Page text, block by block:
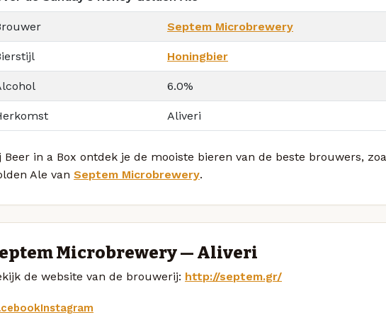
Septem Microbrewery
Honingbier
6.0%
Aliveri
Beer in a Box ontdek je de mooiste bieren van de beste brouwers,
Ale van Septem Microbrewery.
Microbrewery — Aliveri
de website van de brouwerij: http://septem.gr/
Instagram